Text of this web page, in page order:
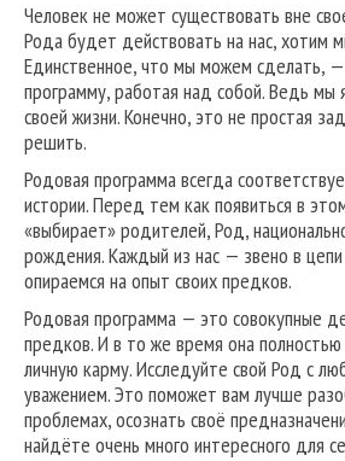
Человек не может существовать вне
Рода будет действовать на нас, хотим
Единственное, что мы можем сделать,
программу, работая над собой. Ведь мы
своей жизни. Конечно, это не простая
решить.
Родовая программа всегда
истории. Перед тем как появиться в
«выбирает» родителей, Род,
рождения. Каждый из нас — звено в
опираемся на опыт своих предков.
Родовая программа — это совокупные
предков. И в то же время она
личную карму. Исследуйте свой Род с
уважением. Это поможет вам лучше
проблемах, осознать своё
найдёте очень много интересного для